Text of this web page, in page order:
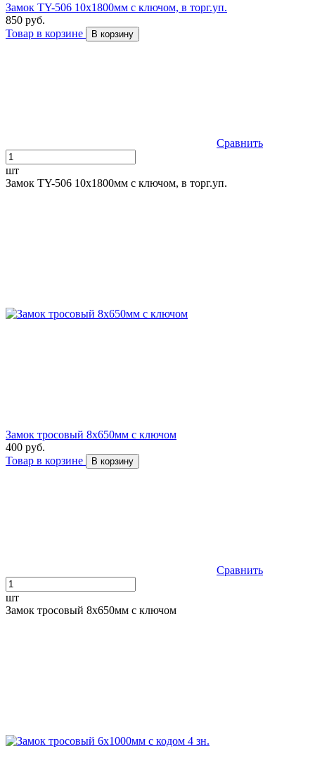
Замок TY-506 10х1800мм с ключом, в торг.уп.
850 руб.
Товар в корзине
В корзину
Сравнить
шт
Замок TY-506 10х1800мм с ключом, в торг.уп.
Замок тросовый 8х650мм с ключом
400 руб.
Товар в корзине
В корзину
Сравнить
шт
Замок тросовый 8х650мм с ключом